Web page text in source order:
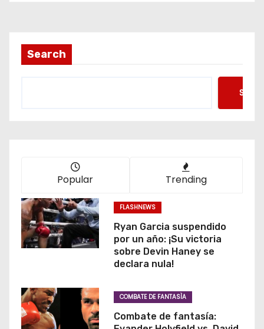
Search
Popular Trending
FLASHNEWS
Ryan Garcia suspendido
por un año: ¡Su victoria
sobre Devin Haney se
declara nula!
COMBATE DE FANTASÌA
Combate de fantasía: